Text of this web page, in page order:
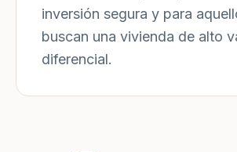
inversión segura y para
buscan una vivienda de alto
diferencial.